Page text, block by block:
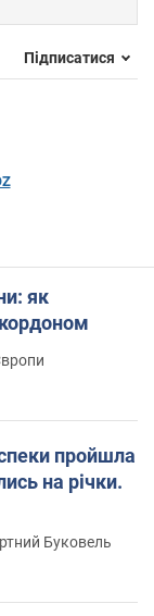
Підписатися
як
пройшла
на річки.
Буковель